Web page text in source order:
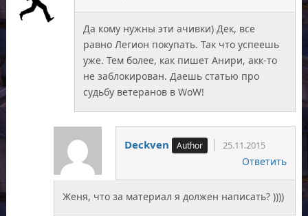
Да кому нужны эти ачивки) Дек, все
равно Легион покупать. Так что успеешь
уже. Тем более, как пишет Анири, акк-то
не заблокирован. Даешь статью про
судьбу ветеранов в WoW!
Deckven 25.11.2015
Ответить
Женя, что за материал я должен написать? ))))